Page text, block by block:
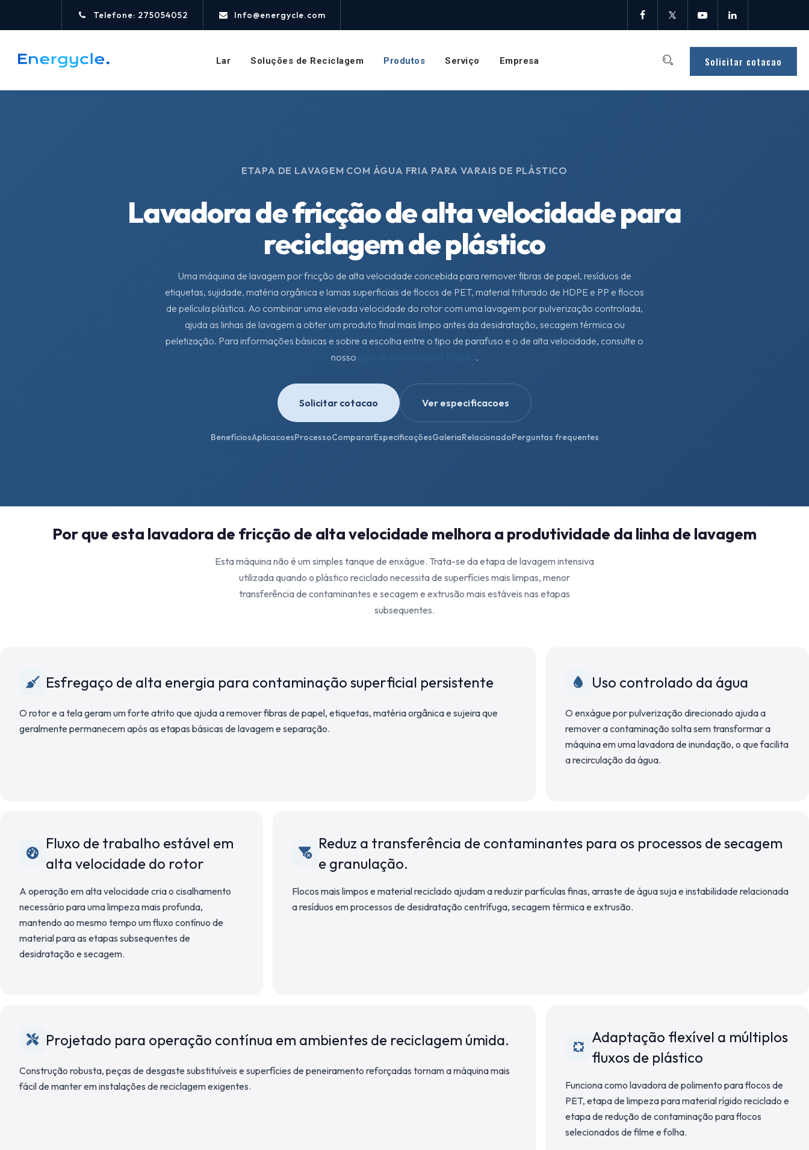
Telefone: 275054052 Info@energycle.com
Solicitar cotacao
Lar Soluções de Reciclagem Produtos Serviço Empresa
ETAPA DE LAVAGEM COM ÁGUA FRIA PARA VARAIS DE PLÁSTICO
Lavadora de fricção de alta velocidade para
reciclagem de plástico
Uma máquina de lavagem por fricção de alta velocidade concebida para remover fibras de papel, resíduos de
etiquetas, sujidade, matéria orgânica e lamas superficiais de flocos de PET, material triturado de HDPE e PP e flocos
de película plástica. Ao combinar uma elevada velocidade do rotor com uma lavagem por pulverização controlada,
ajuda as linhas de lavagem a obter um produto final mais limpo antes da desidratação, secagem térmica ou
peletização. Para informações básicas e sobre a escolha entre o tipo de parafuso e o de alta velocidade, consulte o
nosso
.
Solicitar cotacao Ver especificacoes
BenefíciosAplicacoesProcessoCompararEspecificaçõesGaleriaRelacionadoPerguntas frequentes
Por que esta lavadora de fricção de alta velocidade melhora a produtividade da linha de lavagem
Esta máquina não é um simples tanque de enxágue. Trata-se da etapa de lavagem intensiva
utilizada quando o plástico reciclado necessita de superfícies mais limpas, menor
transferência de contaminantes e secagem e extrusão mais estáveis nas etapas
subsequentes.
Esfregaço de alta energia para contaminação superficial persistente
O rotor e a tela geram um forte atrito que ajuda a remover fibras de papel, etiquetas, matéria orgânica e sujeira que
geralmente permanecem após as etapas básicas de lavagem e separação.
Uso controlado da água
O enxágue por pulverização direcionado ajuda a
remover a contaminação solta sem transformar a
máquina em uma lavadora de inundação, o que facilita
a recirculação da água.
Fluxo de trabalho estável em
alta velocidade do rotor
A operação em alta velocidade cria o cisalhamento
necessário para uma limpeza mais profunda,
mantendo ao mesmo tempo um fluxo contínuo de
material para as etapas subsequentes de
desidratação e secagem.
Reduz a transferência de contaminantes para os processos de secagem
e granulação.
Flocos mais limpos e material reciclado ajudam a reduzir partículas finas, arraste de água suja e instabilidade relacionada
a resíduos em processos de desidratação centrífuga, secagem térmica e extrusão.
Projetado para operação contínua em ambientes de reciclagem úmida.
Construção robusta, peças de desgaste substituíveis e superfícies de peneiramento reforçadas tornam a máquina mais
fácil de manter em instalações de reciclagem exigentes.
Adaptação flexível a múltiplos
fluxos de plástico
Funciona como lavadora de polimento para flocos de
PET, etapa de limpeza para material rígido reciclado e
etapa de redução de contaminação para flocos
selecionados de filme e folha.